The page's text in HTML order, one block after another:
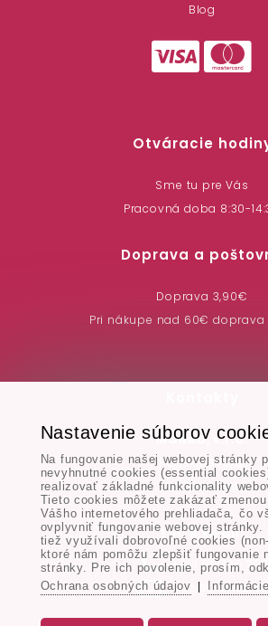
Blog
Otváracie
Sme tu pre Vás
Pracovná doba 8:30-
Doprava a
Doprava 3,90€
Pri nákupe nad 60€ doprava
MONAD, s.r.o.
Hodská 345/3,
924 01 Galanta
Tel. & Email:
+421 917 106 227
info@monad.sk
Nastavenie súborov
Na fungovanie našej webovej stránky
nevyhnutné cookies (essential
realizovať základné funkcionality
Tieto cookies môžete zakázať
Vášho internetového prehliadača, čo
ovplyvniť fungovanie webovej stránky.
tiež využívali dobrovoľné cookies
ktoré nám pomôžu zlepšiť fungovanie
stránky. Pre ich povolenie, prosím,
Ochrana osobných údajov